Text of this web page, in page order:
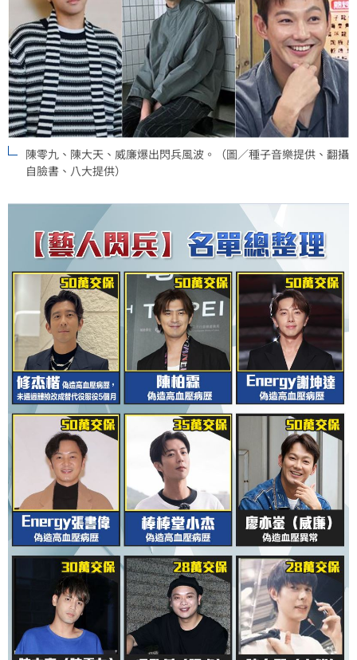
陳零九、陳大天、威廉爆出閃兵風波。（圖／種子音樂提供、翻攝
自臉書、八大提供）